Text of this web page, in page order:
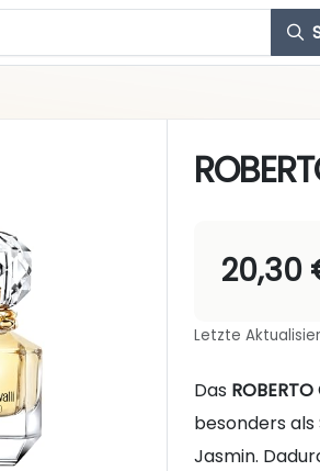
20,30
Letzte
Das
besonders
Jasmin.